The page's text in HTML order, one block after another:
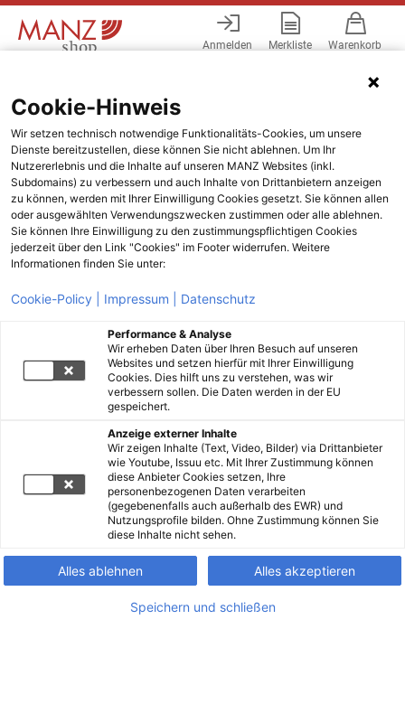
Anmelden Merkliste Warenkorb
Cookie-Hinweis
Wir setzen technisch notwendige Funktionalitäts-Cookies, um unsere
Dienste bereitzustellen, diese können Sie nicht ablehnen. Um Ihr
Nutzererlebnis und die Inhalte auf unseren MANZ Websites (inkl.
Subdomains) zu verbessern und auch Inhalte von Drittanbietern anzeigen
zu können, werden mit Ihrer Einwilligung Cookies gesetzt. Sie können allen
oder ausgewählten Verwendungszwecken zustimmen oder alle ablehnen.
Sie können Ihre Einwilligung zu den zustimmungspflichtigen Cookies
jederzeit über den Link "Cookies" im Footer widerrufen. Weitere
Informationen finden Sie unter:
Cookie-Policy | Impressum | Datenschutz
Performance & Analyse
Wir erheben Daten über Ihren Besuch auf unseren
Websites und setzen hierfür mit Ihrer Einwilligung
Cookies. Dies hilft uns zu verstehen, was wir
verbessern sollen. Die Daten werden in der EU
gespeichert.
Anzeige externer Inhalte
Wir zeigen Inhalte (Text, Video, Bilder) via Drittanbieter
wie Youtube, Issuu etc. Mit Ihrer Zustimmung können
diese Anbieter Cookies setzen, Ihre
personenbezogenen Daten verarbeiten
(gegebenenfalls auch außerhalb des EWR) und
Nutzungsprofile bilden. Ohne Zustimmung können Sie
diese Inhalte nicht sehen.
Alles ablehnen Alles akzeptieren
Speichern und schließen